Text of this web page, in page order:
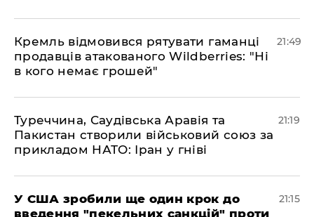
​Кремль відмовився рятувати гаманці
продавців атакованого Wildberries: "Ні
в кого немає грошей"
21:49
​Туреччина, Саудівська Аравія та
Пакистан створили військовий союз за
прикладом НАТО: Іран у гніві
21:19
​У США зробили ще один крок до
введення "пекельних санкцій" проти
21:15